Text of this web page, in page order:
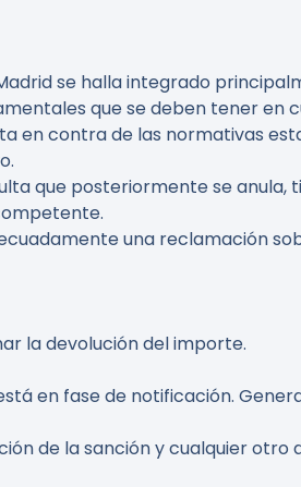
se halla integrado
que se deben tener en
en contra de las normativas
que posteriormente se
una reclamación
la devolución del importe.
en fase de notificación.
de la sanción y cualquier